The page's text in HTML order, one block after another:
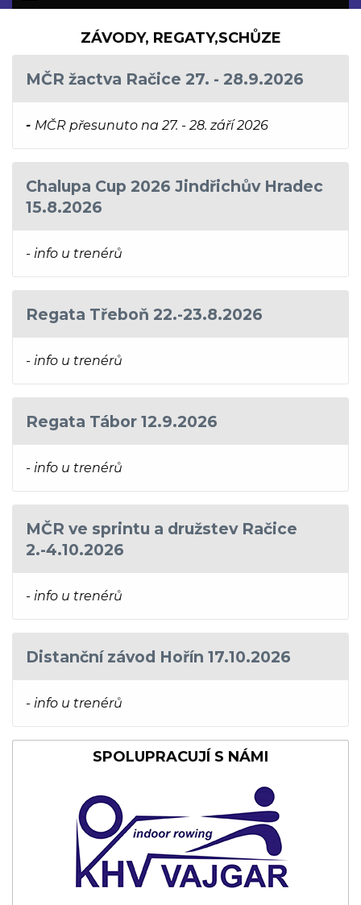
ZÁVODY, REGATY,SCHŮZE
MČR žactva Račice 27. - 28.9.2026
- MČR přesunuto na 27. - 28. září 2026
Chalupa Cup 2026 Jindřichův Hradec
15.8.2026
- info u trenérů
Regata Třeboň 22.-23.8.2026
- info u trenérů
Regata Tábor 12.9.2026
- info u trenérů
MČR ve sprintu a družstev Račice
2.-4.10.2026
- info u trenérů
Distanční závod Hořín 17.10.2026
- info u trenérů
SPOLUPRACUJÍ S NÁMI